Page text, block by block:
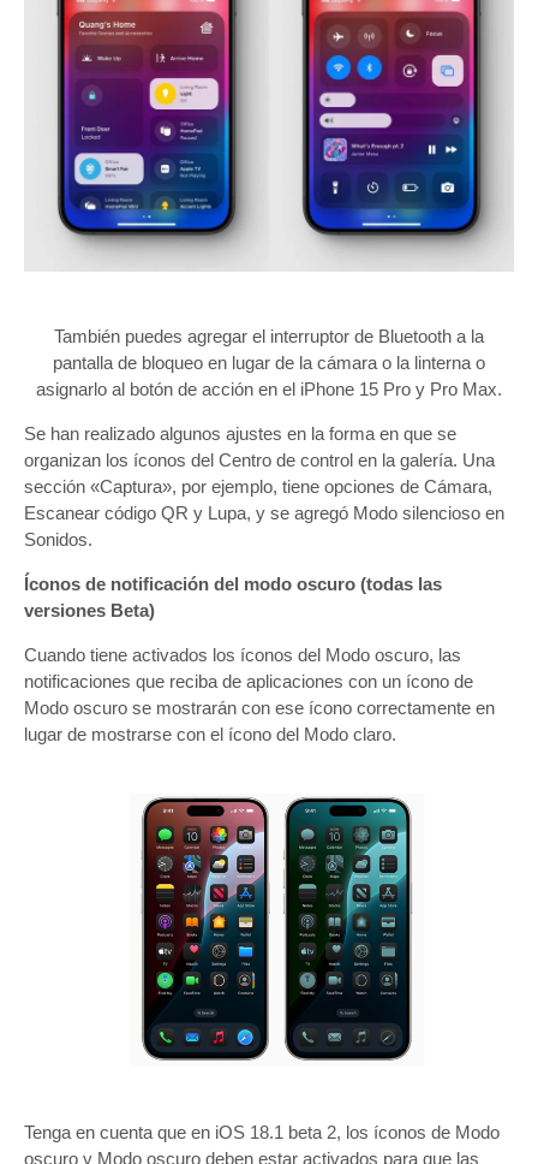
También puedes agregar el interruptor de Bluetooth a la
pantalla de bloqueo en lugar de la cámara o la linterna o
asignarlo al botón de acción en el iPhone 15 Pro y Pro Max.
Se han realizado algunos ajustes en la forma en que se
organizan los íconos del Centro de control en la galería. Una
sección «Captura», por ejemplo, tiene opciones de Cámara,
Escanear código QR y Lupa, y se agregó Modo silencioso en
Sonidos.
Íconos de notificación del modo oscuro (todas las
versiones Beta)
Cuando tiene activados los íconos del Modo oscuro, las
notificaciones que reciba de aplicaciones con un ícono de
‌Modo oscuro‌ se mostrarán con ese ícono correctamente en
lugar de mostrarse con el ícono del Modo claro.
Tenga en cuenta que en iOS 18.1 beta 2, los íconos de ‌Modo
oscuro‌ y ‌Modo oscuro‌ deben estar activados para que las